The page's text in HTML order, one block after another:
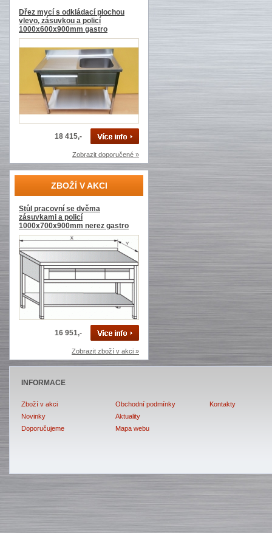
Dřez mycí s odkládací plochou
vlevo, zásuvkou a policí
1000x600x900mm gastro
18 415,-
Zobrazit doporučené »
ZBOŽÍ V AKCI
Stůl pracovní se dvěma
zásuvkami a policí
1000x700x900mm nerez gastro
16 951,-
Zobrazit zboží v akci »
INFORMACE
Zboží v akci
Novinky
Doporučujeme
Obchodní podmínky
Aktuality
Mapa webu
Kontakty